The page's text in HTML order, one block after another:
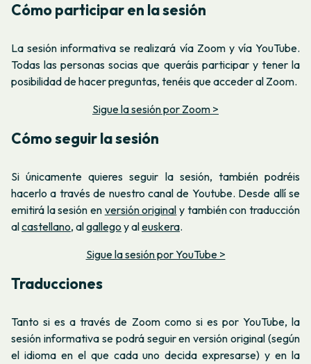
Cómo participar en la sesión
La sesión informativa se realizará vía Zoom y vía YouTube.
Todas las personas socias que queráis participar y tener la
posibilidad de hacer preguntas, tenéis que acceder al Zoom.
Sigue la sesión por Zoom >
Cómo seguir la sesión
Si únicamente quieres seguir la sesión, también podréis
hacerlo a través de nuestro canal de Youtube. Desde allí se
emitirá la sesión en versión original y también con traducción
alcastellano, algallego y aleuskera.
Sigue la sesión por YouTube >
Traducciones
Tanto si es a través de Zoom como si es por YouTube, la
sesión informativa se podrá seguir en versión original (según
el idioma en el que cada uno decida expresarse) y en la